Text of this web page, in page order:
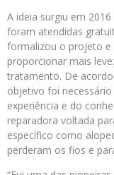
A ideia surgiu em
foram atendidas
formalizou o projeto e
proporcionar mais
tratamento. De
objetivo foi
experiência e do
reparadora voltada
específico como
perderam os fios e